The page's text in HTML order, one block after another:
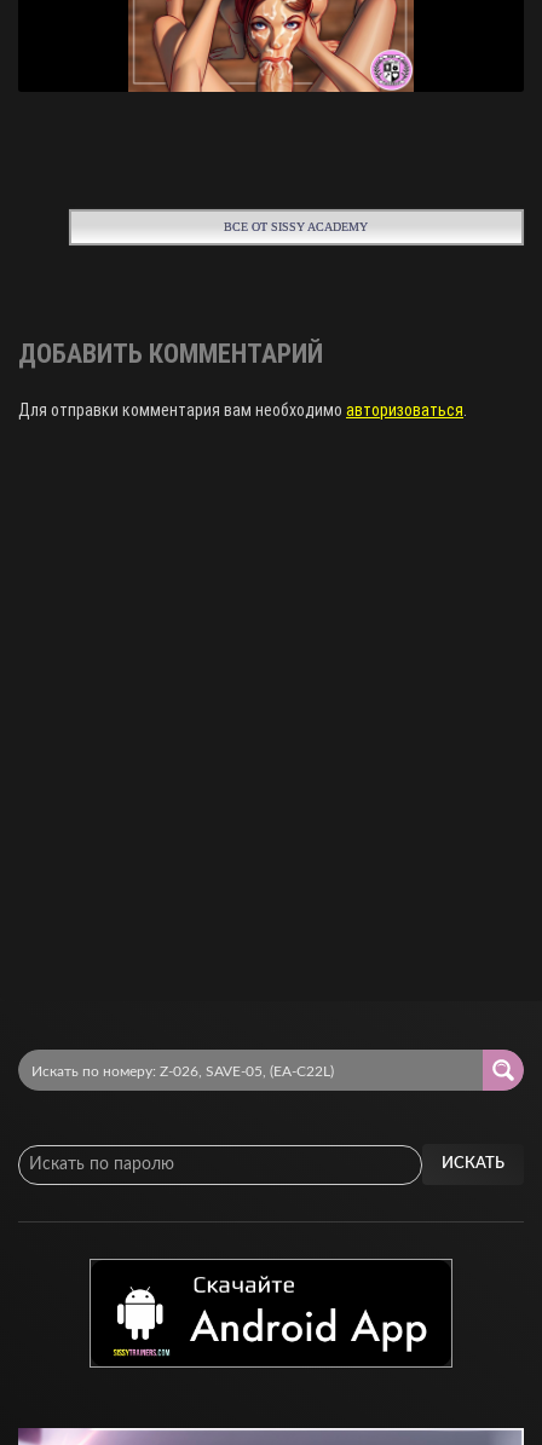
ВСЕ ОТ SISSY ACADEMY
ДОБАВИТЬ КОММЕНТАРИЙ
Для отправки комментария вам необходимо авторизоваться.
ИСКАТЬ